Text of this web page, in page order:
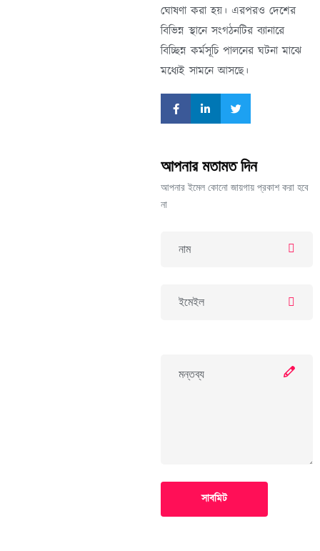
ঘোষণা করা হয়। এরপরও দেশের
বিভিন্ন স্থানে সংগঠনটির ব্যানারে
বিচ্ছিন্ন কর্মসূচি পালনের ঘটনা মাঝে
মধ্যেই সামনে আসছে।
আপনার মতামত দিন
আপনার ইমেল কোনো জায়গায় প্রকাশ করা হবে
না
সাবমিট